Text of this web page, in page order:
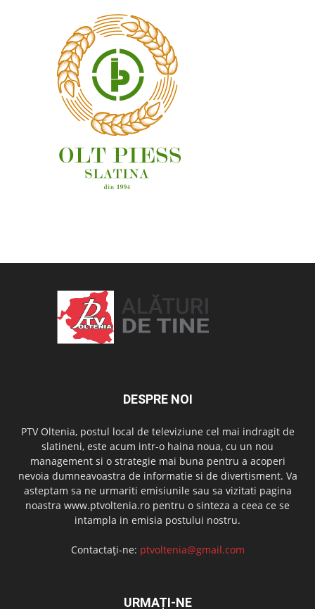
DESPRE NOI
PTV Oltenia, postul local de televiziune cel mai indragit de
slatineni, este acum intr-o haina noua, cu un nou
management si o strategie mai buna pentru a acoperi
nevoia dumneavoastra de informatie si de divertisment. Va
asteptam sa ne urmariti emisiunile sau sa vizitati pagina
noastra www.ptvoltenia.ro pentru o sinteza a ceea ce se
intampla in emisia postului nostru.
Contactați-ne: ptvoltenia@gmail.com
URMAȚI-NE